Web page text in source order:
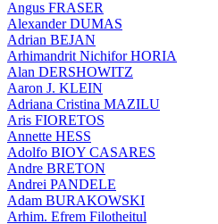
Angus FRASER
Alexander DUMAS
Adrian BEJAN
Arhimandrit Nichifor HORIA
Alan DERSHOWITZ
Aaron J. KLEIN
Adriana Cristina MAZILU
Aris FIORETOS
Annette HESS
Adolfo BIOY CASARES
Andre BRETON
Andrei PANDELE
Adam BURAKOWSKI
Arhim. Efrem Filotheitul